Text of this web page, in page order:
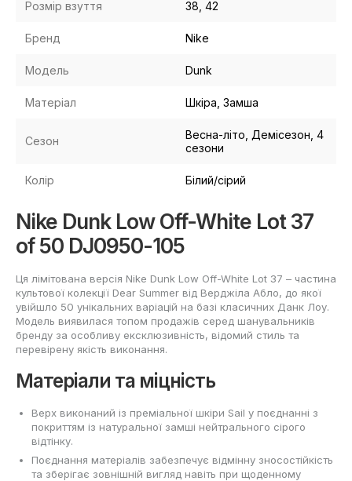
Розмір взуття 38, 42
Бренд Nike
Модель Dunk
Матеріал Шкіра, Замша
Сезон
Весна-літо, Демісезон, 4
сезони
Колір Білий/сірий
Nike Dunk Low Off-White Lot 37
of 50 DJ0950-105
Ця лімітована версія Nike Dunk Low Off-White Lot 37 – частина
культової колекції Dear Summer від Верджіла Абло, до якої
увійшло 50 унікальних варіацій на базі класичних Данк Лоу.
Модель виявилася топом продажів серед шанувальників
бренду за особливу ексклюзивність, відомий стиль та
перевірену якість виконання.
Матеріали та міцність
Верх виконаний із преміальної шкіри Sail у поєднанні з
покриттям із натуральної замші нейтрального сірого
відтінку.
Поєднання матеріалів забезпечує відмінну зносостійкість
та зберігає зовнішній вигляд навіть при щоденному